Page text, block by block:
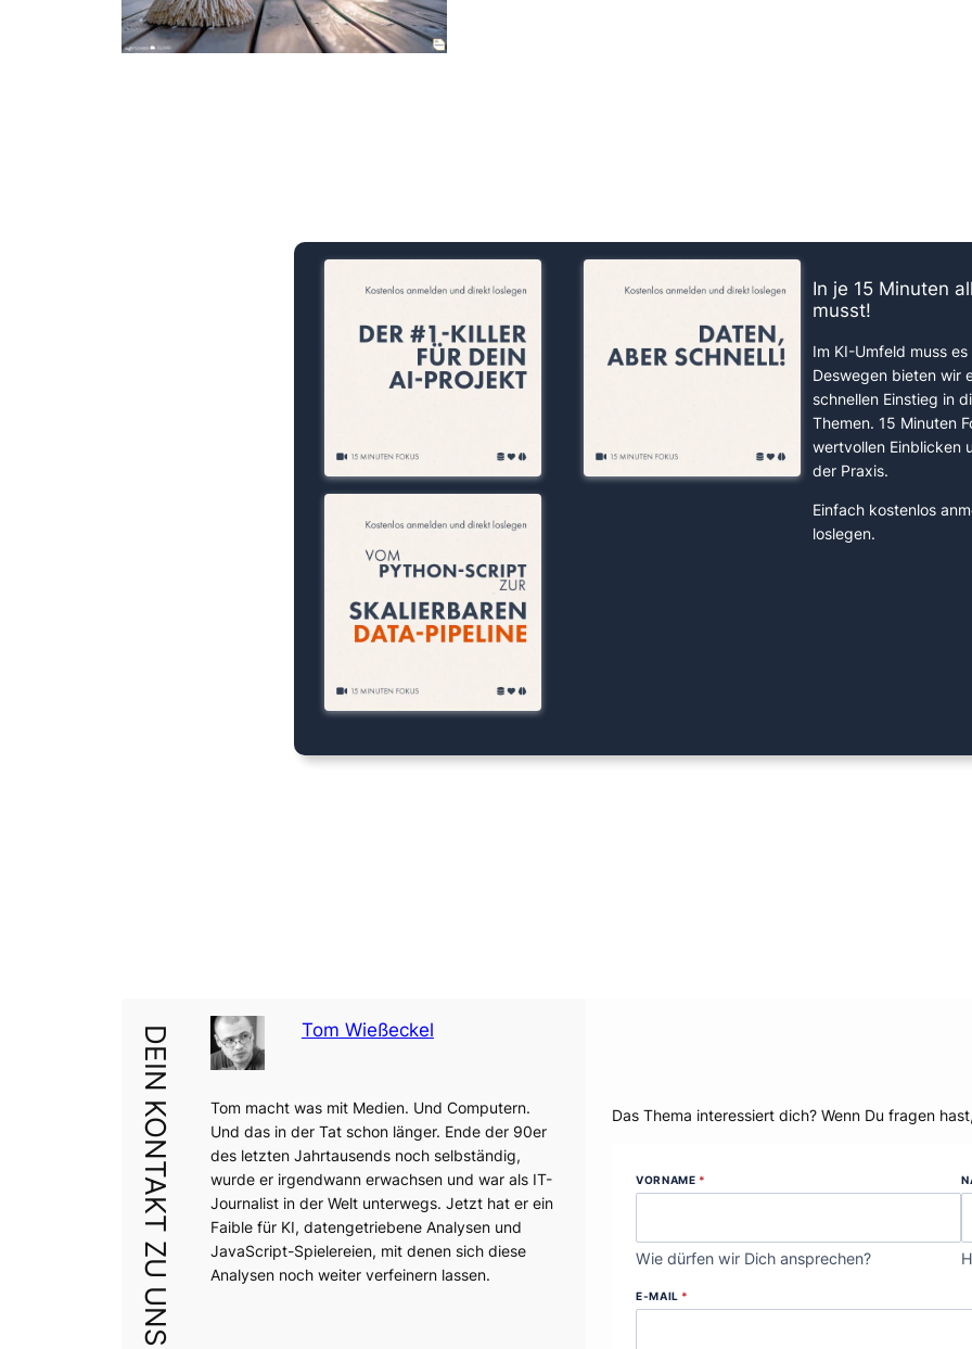
In je 15 Minuten
musst!
Im KI-Umfeld muss
Deswegen bieten wir
schnellen Einstieg in
Themen. 15 Minuten
wertvollen Einblicken
der Praxis.
Einfach kostenlos
loslegen.
DEIN KONTAKT ZU UNS Tom Wießeckel
Tom macht was mit Medien. Und Computern.
Und das in der Tat schon länger. Ende der 90er
des letzten Jahrtausends noch selbständig,
wurde er irgendwann erwachsen und war als IT-
Journalist in der Welt unterwegs. Jetzt hat er ein
Faible für KI, datengetriebene Analysen und
JavaScript-Spielereien, mit denen sich diese
Analysen noch weiter verfeinern lassen.
Das Thema interessiert dich? Wenn Du fragen
VORNAME *
Wie dürfen wir Dich ansprechen?
E-MAIL *